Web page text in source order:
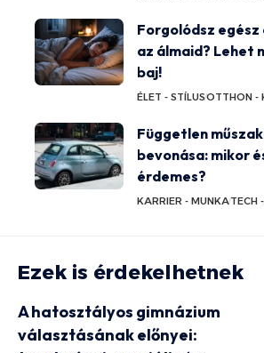
Forgolódsz egész
az álmaid? Lehet
baj!
ÉLET - STÍLUSOTTHON -
Független
bevonása: mikor
érdemes?
KARRIER - MUNKATECH
Ezek is érdekelhetnek
A hatosztályos gimnázium
választásának előnyei: